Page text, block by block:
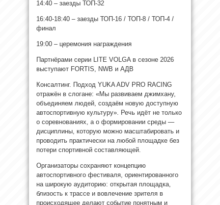
14:40 – заезды ТОП-32
16:40-18:40 – заезды ТОП-16 / ТОП-8 / ТОП-4 /
финал
19:00 – церемония награждения
Партнёрами серии LITE VOLGA в сезоне 2026
выступают FORTIS, NWB и АДВ
Консалтинг. Подход YUKA ADV PRO RACING
отражён в слогане: «Мы развиваем джимхану,
объединяем людей, создаём новую доступную
автоспортивную культуру». Речь идёт не только
о соревнованиях, а о формировании среды —
дисциплины, которую можно масштабировать и
проводить практически на любой площадке без
потери спортивной составляющей.
Организаторы сохраняют концепцию
автоспортивного фестиваля, ориентированного
на широкую аудиторию: открытая площадка,
близость к трассе и вовлечение зрителя в
происходящее делают событие понятным и